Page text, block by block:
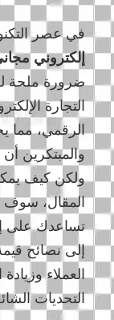
في عصر
إلكتروني
ضرورة ملحة
التجارة
الرقمي، مما
والمبتكرين
ولكن كيف
المقال،
تساعدك على
إلى نصائح
العملاء
التحديات